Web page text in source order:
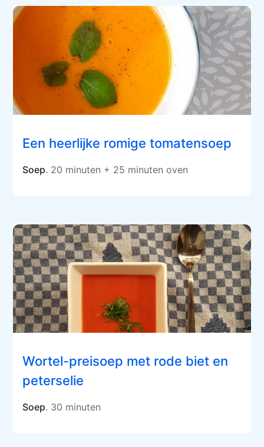
Een heerlijke romige tomatensoep
Soep. 20 minuten + 25 minuten oven
Wortel-preisoep met rode biet en
peterselie
Soep. 30 minuten